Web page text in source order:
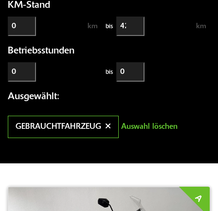
KM-Stand
km bis km
Betriebsstunden
bis
Ausgewählt:
GEBRAUCHTFAHRZEUG Auswahl löschen
A